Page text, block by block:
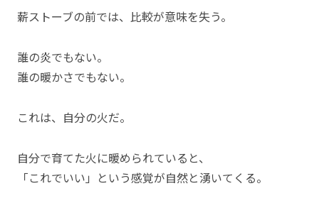
薪ストーブの前では、比較が意味を失う。
誰の炎でもない。
誰の暖かさでもない。
これは、自分の火だ。
自分で育てた火に暖められていると、
「これでいい」という感覚が自然と湧いてくる。